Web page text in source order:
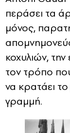
περάσει τα
μόνος,
κοχυλιών,
τον τρόπο
να κρατάει
γραμμή.